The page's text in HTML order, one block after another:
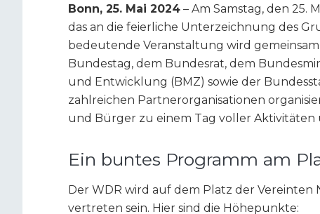
Bonn, 25. Mai 2024 – Am Samstag, den 25.
das an die feierliche Unterzeichnung des
bedeutende Veranstaltung wird
Bundestag, dem Bundesrat, dem
und Entwicklung (BMZ) sowie der
zahlreichen Partnerorganisationen
und Bürger zu einem Tag voller Aktivitäten
Ein buntes Programm am
Der WDR wird auf dem Platz der
vertreten sein. Hier sind die Höhepunkte: